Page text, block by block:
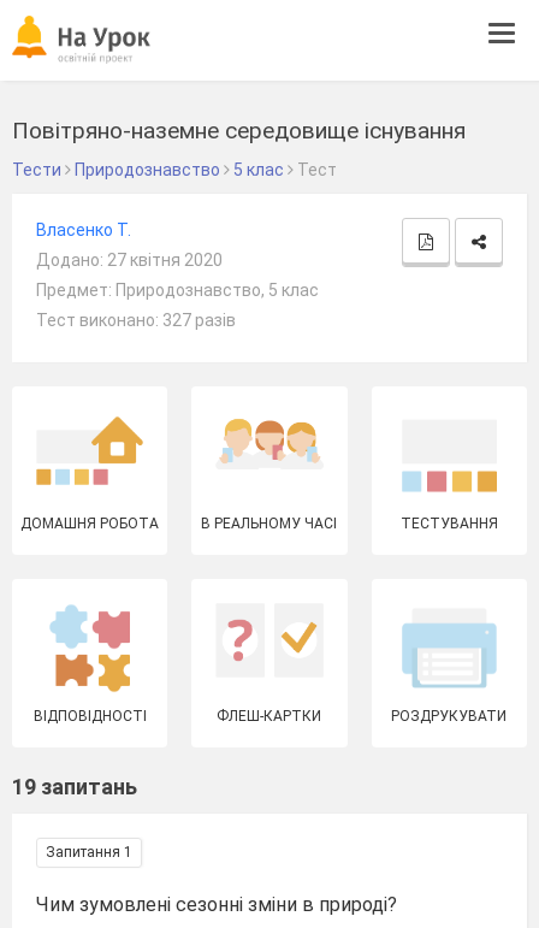
Повітряно-наземне середовище існування
Тести Природознавство 5 клас Тест
Власенко Т.
Додано: 27 квітня 2020
Предмет: Природознавство, 5 клас
Тест виконано: 327 разів
ДОМАШНЯ РОБОТА В РЕАЛЬНОМУ ЧАСІ ТЕСТУВАННЯ
ВІДПОВІДНОСТІ ФЛЕШ-КАРТКИ РОЗДРУКУВАТИ
19 запитань
Запитання 1
Чим зумовлені сезонні зміни в природі?